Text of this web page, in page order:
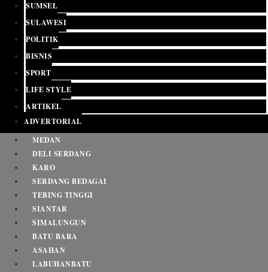
SUMSEL
SULAWESI
POLITIK
BISNIS
SPORT
LIFE STYLE
ARTIKEL
ADVERTORIAL
MEDAN
DELI SERDANG
KARO
SERDANG BEDAGAI
TEBING TINGGI
SIANTAR
SIMALUNGUN
BATU BARA
ASAHAN
LABUHANBATU